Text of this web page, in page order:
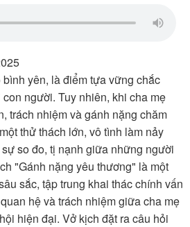
yên, là điểm tựa vững chắc
người. Tuy nhiên, khi cha mẹ
trách nhiệm và gánh nặng chăm
thử thách lớn, vô tình làm nảy
so đo, tị nạnh giữa những người
"Gánh nặng yêu thương" là một
sắc, tập trung khai thác chính vấn
hệ và trách nhiệm giữa cha mẹ
hiện đại. Vở kịch đặt ra câu hỏi